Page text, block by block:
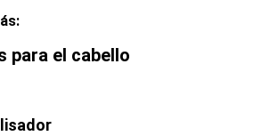
para el cabello